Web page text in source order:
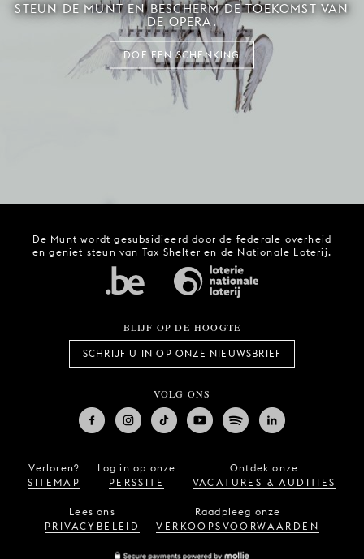
STEUN DE MUNT EN BESCHERM DE TOEKOMST VAN
DE OPERA.
DOE EEN SCHENKING
De Munt wordt gesubsidieerd door de federale overheid
en geniet steun van Tax Shelter en de Nationale Loterij.
BLIJF OP DE HOOGTE
SCHRIJF U IN OP ONZE NIEUWSBRIEF
VOLG ONS
Verloren?
SITEMAP
Log in op onze
PERSSITE
Ontdek onze
VACATURES & AUDITIES
Lees ons
PRIVACYBELEID
Raadpleeg onze
VERKOOPSVOORWAARDEN